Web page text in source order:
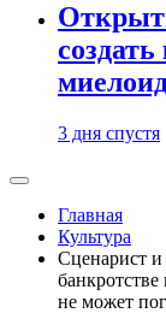
создать
3 дня спустя
Главная
Культура
Сценарист и
не может